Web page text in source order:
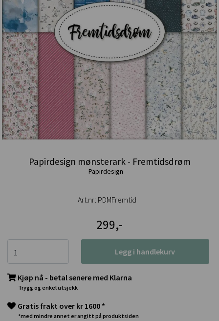
Papirdesign mønsterark - Fremtidsdrøm
Papirdesign
Art.nr: PDMFremtid
299,-
Legg i handlekurv
Kjøp nå - betal senere med Klarna
Trygg og enkel utsjekk
Gratis frakt over kr 1600 *
*med mindre annet er angitt på produktsiden